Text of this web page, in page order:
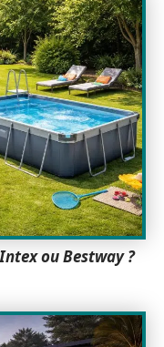
ou Bestway ?